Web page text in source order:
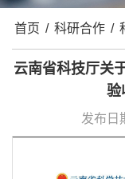
首页 / 科研合作 /
云南省科技厅关
验
发布日